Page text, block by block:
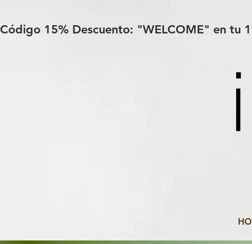
Código 15% Descuento: "WELCOME" en tu